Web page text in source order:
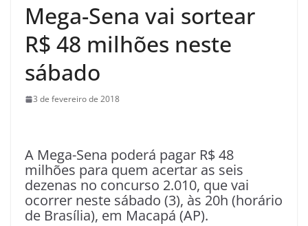
Mega-Sena vai sortear
R$ 48 milhões neste
sábado
3 de fevereiro de 2018
A Mega-Sena poderá pagar R$ 48
milhões para quem acertar as seis
dezenas no concurso 2.010, que vai
ocorrer neste sábado (3), às 20h (horário
de Brasília), em Macapá (AP).